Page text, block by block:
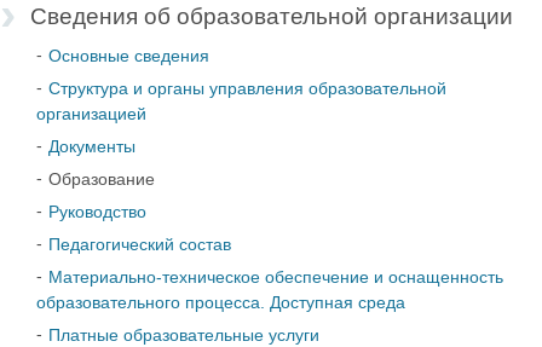
Сведения об образовательной организации
Основные сведения
Структура и органы управления образовательной
организацией
Документы
Образование
Руководство
Педагогический состав
Материально-техническое обеспечение и оснащенность
образовательного процесса. Доступная среда
Платные образовательные услуги